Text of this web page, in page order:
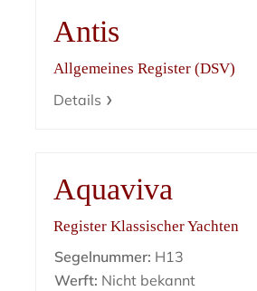
Antis
Allgemeines Register (DSV)
Details
Aquaviva
Register Klassischer Yachten
Segelnummer: H13
Werft: Nicht bekannt